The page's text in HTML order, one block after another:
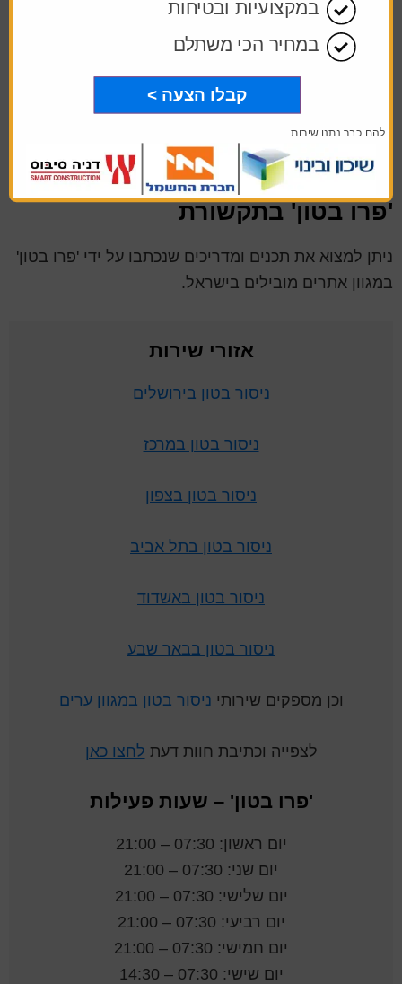
בהם תחול
מדיניות הפרטיות
לעמוד הפייסבוק של 'פרו בטון'
'פרו בטון' בגוגל עסקים
לערוץ ה-youtube של 'פרו בטון'
'פרו בטון' בתקשורת
ניתן למצוא את תכנים ומדריכים שנכתבו על ידי 'פרו בטון'
במגוון אתרים מובילים בישראל.
אזורי שירות
ניסור בטון בירושלים
ניסור בטון במרכז
ניסור בטון בצפון
ניסור בטון בתל אביב
ניסור בטון באשדוד
ניסור בטון בבאר שבע
וכן מספקים שירותי ניסור בטון במגוון ערים
לצפייה וכתיבת חוות דעת לחצו כאן
'פרו בטון' – שעות פעילות
יום ראשון: 07:30 – 21:00
יום שני: 07:30 – 21:00
יום שלישי: 07:30 – 21:00
יום רביעי: 07:30 – 21:00
יום חמישי: 07:30 – 21:00
יום שישי: 07:30 – 14:30
במקצועיות ובטיחות
במחיר הכי משתלם
קבלו הצעה >
להם כבר נתנו שירות...